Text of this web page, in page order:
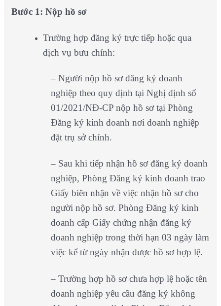
Bước 1: Nộp hồ sơ
Trường hợp đăng ký trực tiếp hoặc qua
dịch vụ bưu chính:
– Người nộp hồ sơ đăng ký doanh
nghiệp theo quy định tại Nghị định số
01/2021/NĐ-CP nộp hồ sơ tại Phòng
Đăng ký kinh doanh nơi doanh nghiệp
đặt trụ sở chính.
– Sau khi tiếp nhận hồ sơ đăng ký doanh
nghiệp, Phòng Đăng ký kinh doanh trao
Giấy biên nhận về việc nhận hồ sơ cho
người nộp hồ sơ. Phòng Đăng ký kinh
doanh cấp Giấy chứng nhận đăng ký
doanh nghiệp trong thời hạn 03 ngày làm
việc kể từ ngày nhận được hồ sơ hợp lệ.
– Trường hợp hồ sơ chưa hợp lệ hoặc tên
doanh nghiệp yêu cầu đăng ký không